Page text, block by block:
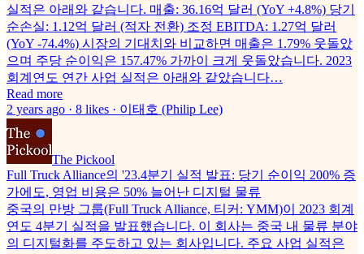
실적은 아래와 같습니다. 매출: 36.16억 달러 (YoY +4.8%) 당기
순손실: 1.12억 달러 (적자 전환) 조정 EBITDA: 1.27억 달러
(YoY -74.4%) 시장의 기대치와 비교하면 매출은 1.79% 웃돌았
으며 주당 순이익은 157.47% 가까이 크게 웃돌았습니다. 2023
회계연도 연간 사업 실적은 아래와 같았습니다…
Read more
2 years ago · 8 likes · 이태호 (Philip Lee)
The Pickool
Full Truck Alliance의 '23.4분기 실적 발표: 당기 순이익 200% 증
가에도, 영업 비용은 50% 늘어난 디지털 물류
중국의 만방 그룹(Full Truck Alliance, 티커: YMM)이 2023 회계
연도 4분기 실적을 발표했습니다. 이 회사는 중국 내 물류 분야
의 디지털화를 주도하고 있는 회사입니다. 주요 사업 실적은